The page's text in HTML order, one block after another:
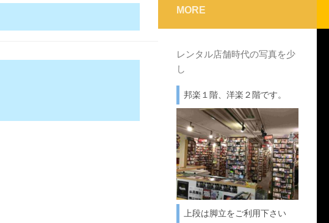
MORE
レンタル店舗時代の写真を少
し
邦楽１階、洋楽２階です。
上段は脚立をご利用下さい